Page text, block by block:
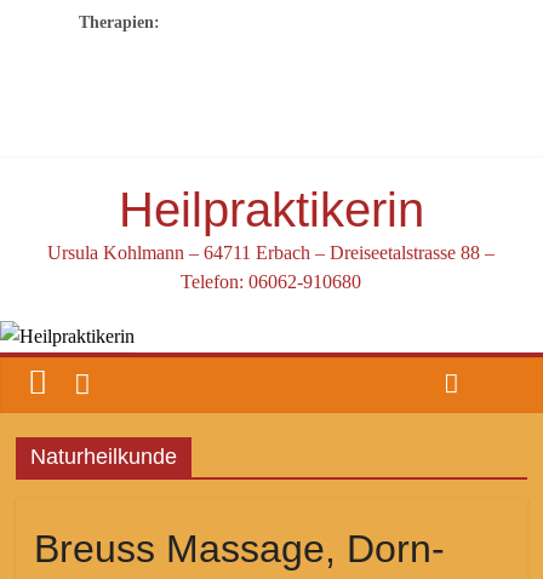
Therapien:
Heilpraktikerin
Ursula Kohlmann – 64711 Erbach – Dreiseetalstrasse 88 –
Telefon: 06062-910680
Naturheilkunde
Breuss Massage, Dorn-